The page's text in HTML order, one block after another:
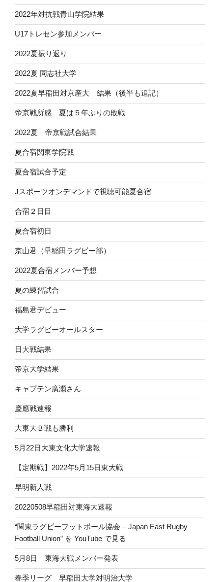
2022年対抗戦青山学院結果
U17トレセン参加メンバー
2022夏振り返り
2022夏 同志社大学
2022夏早稲田対京産大 結果（後半も追記）
帝京戦所感 夏は５年ぶりの敗戦
2022夏 帝京戦試合結果
夏合宿関東学院戦
夏合宿試合予定
Jスポーツオンデマンドで視聴可能夏合宿
合宿２日目
夏合宿初日
京山君（早稲田ラグビー部）
2022夏合宿メンバー予想
夏の練習試合
福島君デビュー
大学ラグビーオールスター
日大戦結果
帝京大学結果
キャプテン廣瀬さん
慶應戦速報
大東大Ｂ戦も勝利
5月22日大東文化大学速報
【定期戦】2022年5月15日東大戦
早明新人戦
20220508早稲田対東海大速報
“関東ラグビーフットボール協会 – Japan East Rugby
Football Union” を YouTube で見る
5月8日 東海大戦メンバー発表
春季リーグ 早稲田大学対明治大学